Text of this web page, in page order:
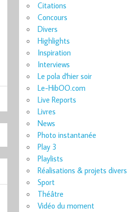
Citations
Concours
Divers
Highlights
Inspiration
Interviews
Le pola d'hier soir
Le-HibOO.com
Live Reports
Livres
News
Photo instantanée
Play 3
Playlists
Réalisations & projets divers
Sport
Théâtre
Vidéo du moment